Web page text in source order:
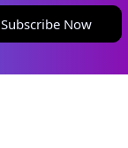
Subscribe Now